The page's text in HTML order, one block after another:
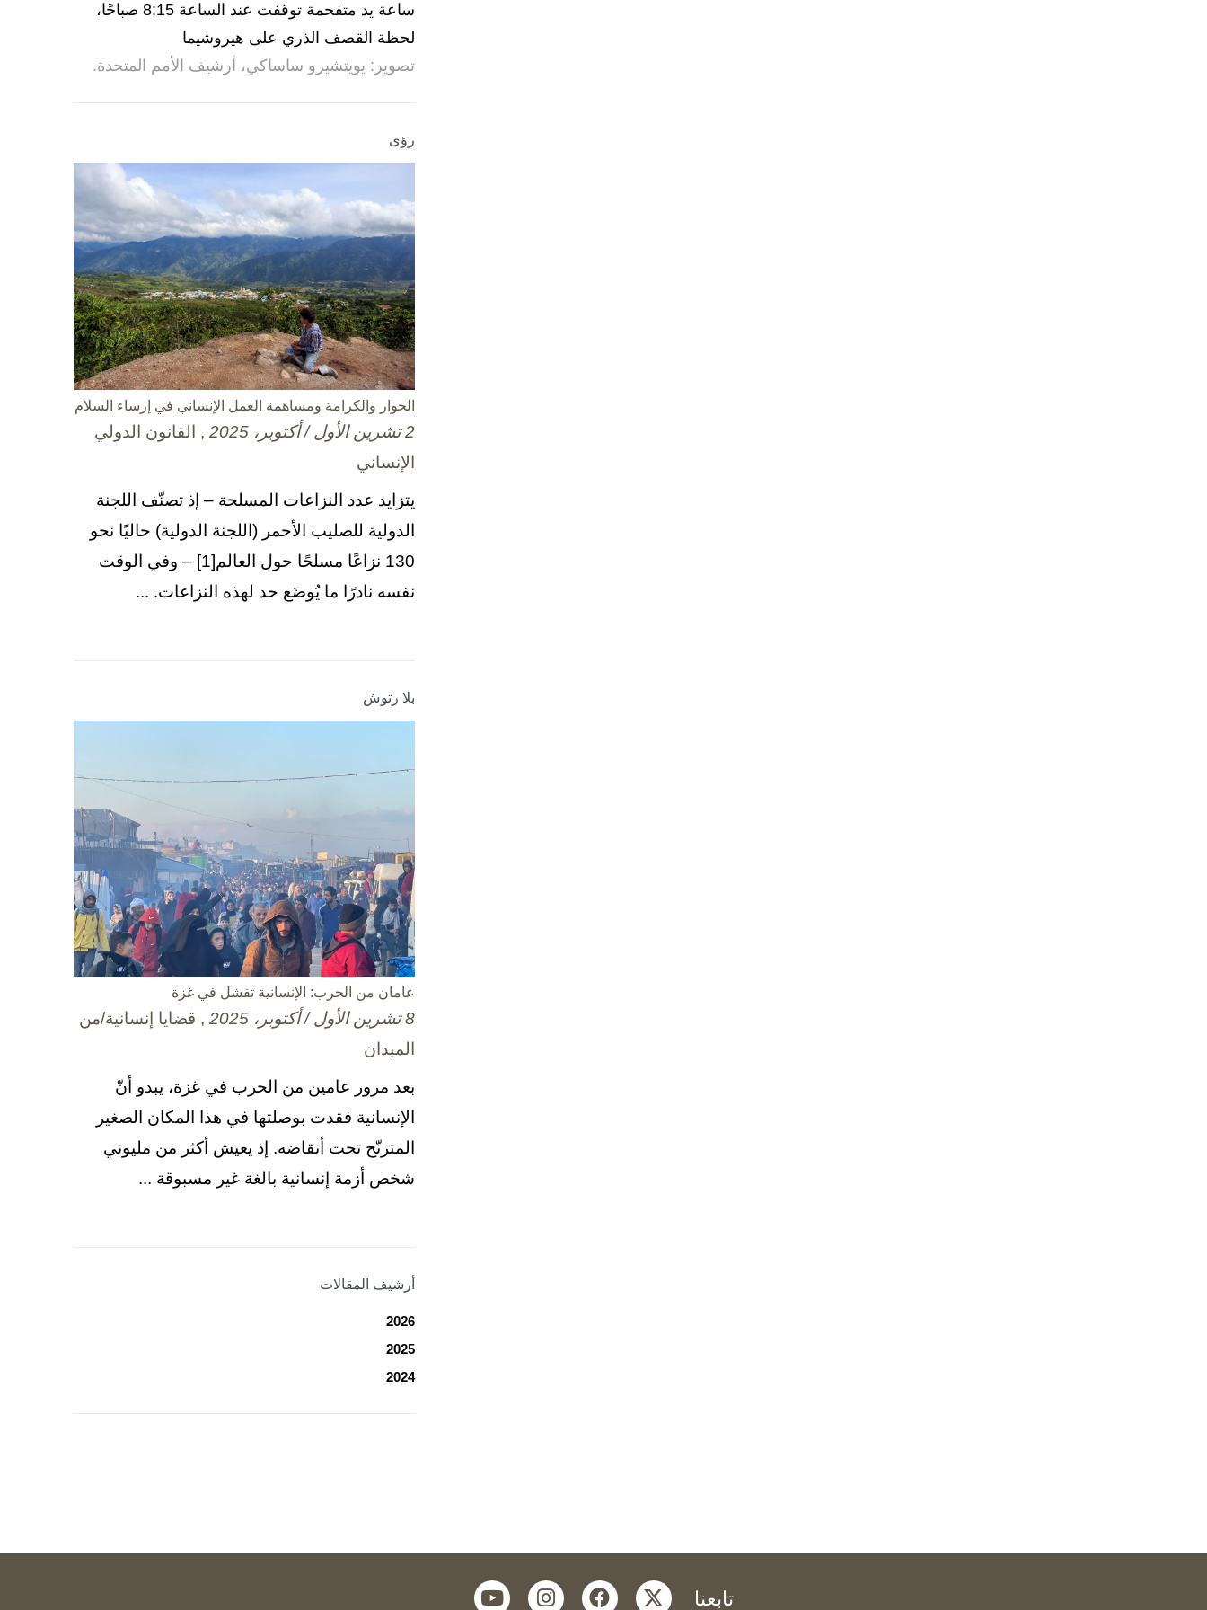
ساعة يد متفحمة توقفت عند الساعة 8:15 صباحًا،
لحظة القصف الذري على هيروشيما
تصوير: يويتشيرو ساساكي، أرشيف الأمم المتحدة.
رؤى
الحوار والكرامة ومساهمة العمل الإنساني في إرساء السلام
2 تشرين الأول / أكتوبر، 2025
, القانون الدولي
الإنساني
يتزايد عدد النزاعات المسلحة – إذ تصنّف اللجنة
الدولية للصليب الأحمر (اللجنة الدولية) حاليًا نحو
130 نزاعًا مسلحًا حول العالم[1] – وفي الوقت
نفسه نادرًا ما يُوضَع حد لهذه النزاعات. ...
بلا رتوش
عامان من الحرب: الإنسانية تفشل في غزة
8 تشرين الأول / أكتوبر، 2025
, قضايا إنسانية/من
الميدان
بعد مرور عامين من الحرب في غزة، يبدو أنّ
الإنسانية فقدت بوصلتها في هذا المكان الصغير
المترنّح تحت أنقاضه. إذ يعيش أكثر من مليوني
شخص أزمة إنسانية بالغة غير مسبوقة ...
أرشيف المقالات
2026
2025
2024
تابعنا twitter
facebook
instagram
youtube